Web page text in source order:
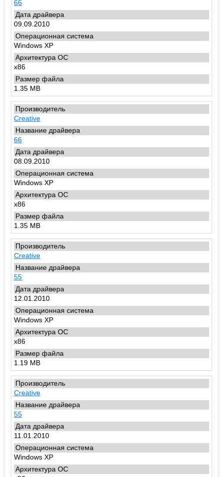
66
09.09.2010
Windows XP
x86
1.35 MB
Creative
66
08.09.2010
Windows XP
x86
1.35 MB
Creative
55
12.01.2010
Windows XP
x86
1.19 MB
Creative
55
11.01.2010
Windows XP